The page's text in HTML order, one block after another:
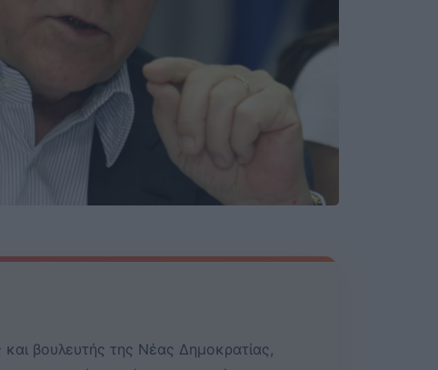
βουλευτής της Νέας Δημοκρατίας,